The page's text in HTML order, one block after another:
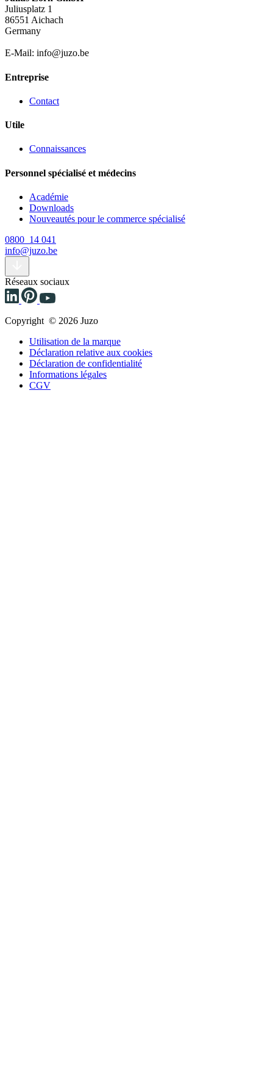
Juliusplatz 1
86551 Aichach
Germany
E-Mail: info@juzo.be
Entreprise
Contact
Utile
Connaissances
Personnel spécialisé et médecins
Académie
Downloads
Nouveautés pour le commerce spécialisé
0800 14 041
info@juzo.be
Réseaux sociaux
Copyright © 2026 Juzo
Utilisation de la marque
Déclaration relative aux cookies
Déclaration de confidentialité
Informations légales
CGV